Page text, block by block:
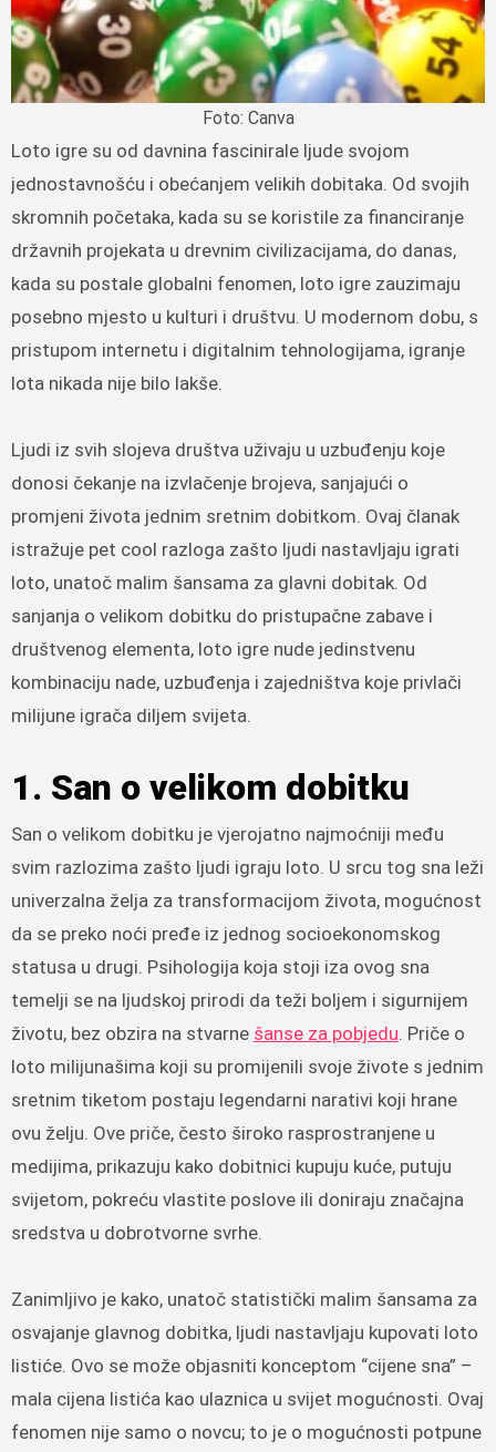
Foto: Canva
Loto igre su od davnina fascinirale ljude svojom
jednostavnošću i obećanjem velikih dobitaka. Od svojih
skromnih početaka, kada su se koristile za financiranje
državnih projekata u drevnim civilizacijama, do danas,
kada su postale globalni fenomen, loto igre zauzimaju
posebno mjesto u kulturi i društvu. U modernom dobu, s
pristupom internetu i digitalnim tehnologijama, igranje
lota nikada nije bilo lakše.
Ljudi iz svih slojeva društva uživaju u uzbuđenju koje
donosi čekanje na izvlačenje brojeva, sanjajući o
promjeni života jednim sretnim dobitkom. Ovaj članak
istražuje pet cool razloga zašto ljudi nastavljaju igrati
loto, unatoč malim šansama za glavni dobitak. Od
sanjanja o velikom dobitku do pristupačne zabave i
društvenog elementa, loto igre nude jedinstvenu
kombinaciju nade, uzbuđenja i zajedništva koje privlači
milijune igrača diljem svijeta.
1. San o velikom dobitku
San o velikom dobitku je vjerojatno najmoćniji među
svim razlozima zašto ljudi igraju loto. U srcu tog sna leži
univerzalna želja za transformacijom života, mogućnost
da se preko noći pređe iz jednog socioekonomskog
statusa u drugi. Psihologija koja stoji iza ovog sna
temelji se na ljudskoj prirodi da teži boljem i sigurnijem
životu, bez obzira na stvarne šanse za pobjedu. Priče o
loto milijunašima koji su promijenili svoje živote s jednim
sretnim tiketom postaju legendarni narativi koji hrane
ovu želju. Ove priče, često široko rasprostranjene u
medijima, prikazuju kako dobitnici kupuju kuće, putuju
svijetom, pokreću vlastite poslove ili doniraju značajna
sredstva u dobrotvorne svrhe.
Zanimljivo je kako, unatoč statistički malim šansama za
osvajanje glavnog dobitka, ljudi nastavljaju kupovati loto
listiće. Ovo se može objasniti konceptom “cijene sna” –
mala cijena listića kao ulaznica u svijet mogućnosti. Ovaj
fenomen nije samo o novcu; to je o mogućnosti potpune